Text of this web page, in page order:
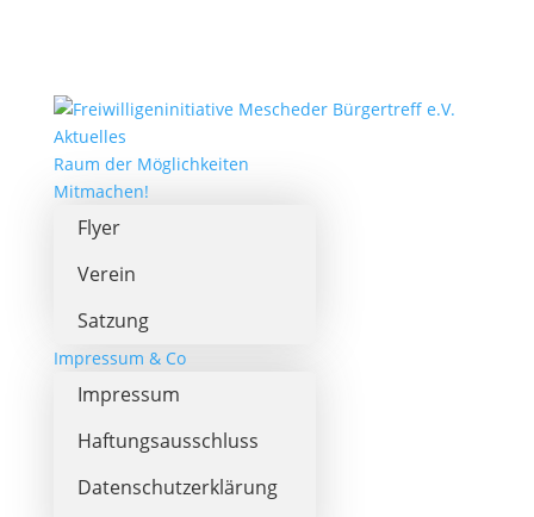
Aktuelles
Raum der Möglichkeiten
Mitmachen!
Flyer
Verein
Satzung
Impressum & Co
Impressum
Haftungsausschluss
Datenschutzerklärung